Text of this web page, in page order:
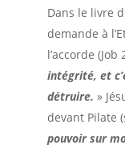
Dans le livre
demande à
l’accorde (Job
intégrité, et
détruire. »
devant Pilate
pouvoir sur